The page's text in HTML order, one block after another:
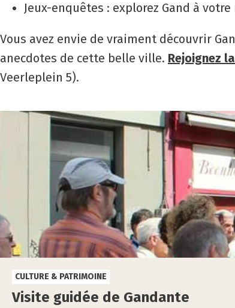
Jeux-enquêtes : explorez Gand à
Vous avez envie de vraiment découvrir
anecdotes de cette belle ville. Rejoignez
Veerleplein 5).
Visite gui­dée de Gan­dante
CULTURE & PATRIMOINE